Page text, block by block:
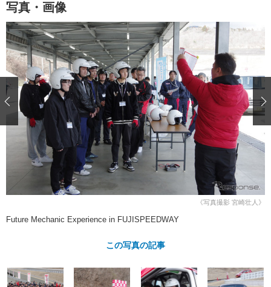
中国
九州 沖縄
注目の記事
ショップレポート 愛車 File
自動車豆知識 ストップ！不具合修理＆粗悪修理
鈑金・塗装
ディテイリング
ディテイリング 洗車
ヘッドライト磨き コーティング
フィルム・ラッピング
鈑金・塗装
小キズ直し 防錆
特集記事
ストップ 不具合修理＆粗悪修理
カーメーカー「旧車」関連プロジェ
クト
ショップ紹介
ショップレポート プロショップ検索
レストア
カーメーカー「旧車」関連プロジ
イベント
写真・画像
《写真撮影 宮崎壮人》
Future Mechanic Experience in FUJISPEEDWAY
この写真の記事